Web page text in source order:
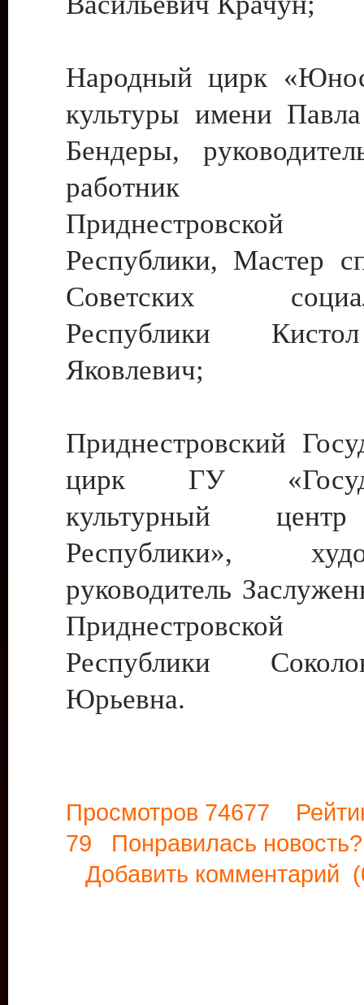
Народный цирк
культуры имени
Бендеры,
работник
Приднестровской
Республики, Мастер
Советских
Республики
Яковлевич;
Приднестровский
цирк ГУ
культурный
Республики»,
руководитель
Приднестровской
Республики
Юрьевна.
Просмотров 74677
79 Понравилась
Добавить комментарий